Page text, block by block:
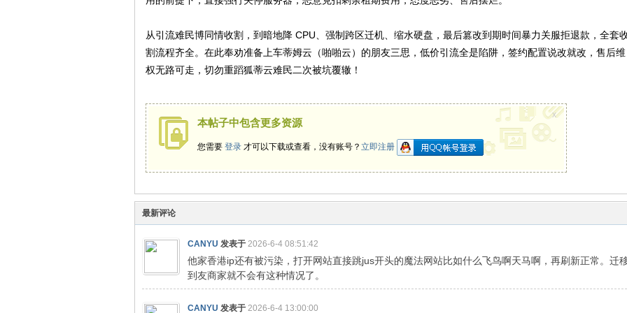
从引流难民博同情收割，到暗地降 CPU、强制跨区迁机、缩水硬盘，最后篡改到期时间暴力关服拒退款，全套
割流程齐全。在此奉劝准备上车蒂姆云（啪啪云）的朋友三思，低价引流全是陷阱，签约配置说改就改，售后维
权无路可走，切勿重蹈狐蒂云难民二次被坑覆辙！
本帖子中包含更多资源
您需要 登录 才可以下载或查看，没有账号？ 立即注册
x
最新评论
CANYU 发表于 2026-6-4 08:51:42
他家香港ip还有被污染，打开网站直接跳jus开头的魔法网站比如什么飞鸟啊天马啊，再刷新正常。迁
到友商家就不会有这种情况了。
CANYU 发表于 2026-6-4 13:00:00